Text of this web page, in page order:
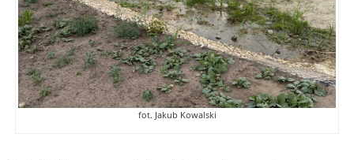
fot. Jakub Kowalski